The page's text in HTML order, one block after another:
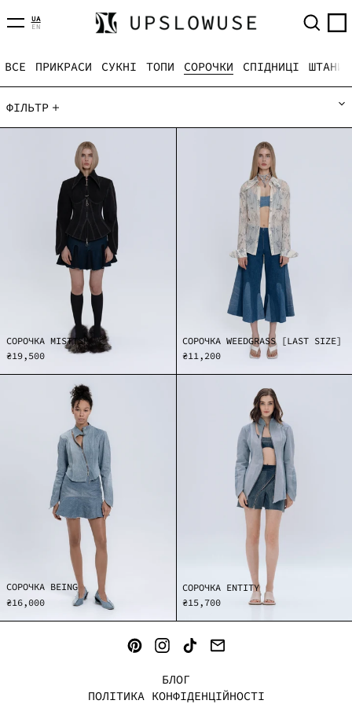
МЕНЮUA
EN
ПОШУК
ВСЕ
ПРИКРАСИ СУКНІ ТОПИ СОРОЧКИ СПІДНИЦІ ШТАНИ
ФІЛЬТР
MISTTSM
СОРОЧКА MISTTSM
₴19,500
WEEDGRASS
[LAST
SIZE]
CОРОЧКА WEEDGRASS [LAST SIZE]
₴11,200
СОРОЧКА
BEING
СОРОЧКА BEING
₴16,000
ENTITY
СОРОЧКА ENTITY
₴15,700
PINTERESTINSTAGRAM
TIKTOKEMAIL
БЛОГ
ПОЛІТИКА КОНФІДЕНЦІЙНОСТІ